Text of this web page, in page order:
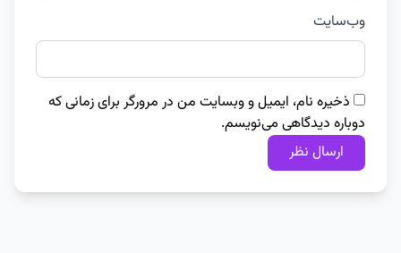
وب‌سایت
ذخیره نام، ایمیل و وبسایت من در مرورگر برای زمانی که
دوباره دیدگاهی می‌نویسم.